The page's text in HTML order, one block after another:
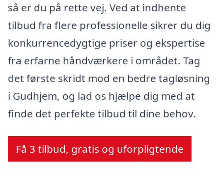
så er du på rette vej. Ved at indhente
tilbud fra flere professionelle sikrer du dig
konkurrencedygtige priser og ekspertise
fra erfarne håndværkere i området. Tag
det første skridt mod en bedre tagløsning
i Gudhjem, og lad os hjælpe dig med at
finde det perfekte tilbud til dine behov.
Få 3 tilbud, gratis og uforpligtende